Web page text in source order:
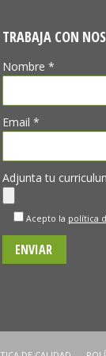
TRABAJA CON
Nombre *
Email *
Adjunta tu
Acepto la política